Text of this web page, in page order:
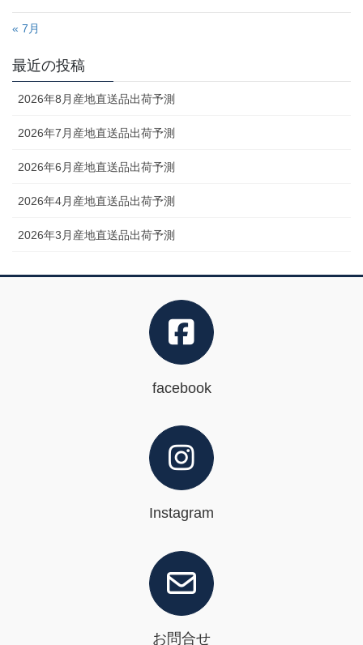
« 7月
最近の投稿
2026年8月産地直送品出荷予測
2026年7月産地直送品出荷予測
2026年6月産地直送品出荷予測
2026年4月産地直送品出荷予測
2026年3月産地直送品出荷予測
facebook
Instagram
お問合せ